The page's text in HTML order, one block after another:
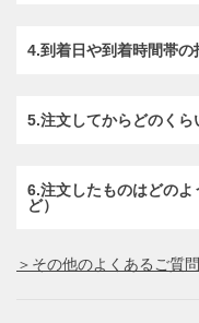
4.到着日や到着時間帯の
5.注文してからどのくら
6.注文したものはどの
ど）
＞その他のよくあるご質